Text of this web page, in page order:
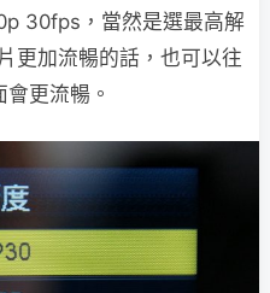
30fps，當然是選最高解
更加流暢的話，也可以往
更流暢。